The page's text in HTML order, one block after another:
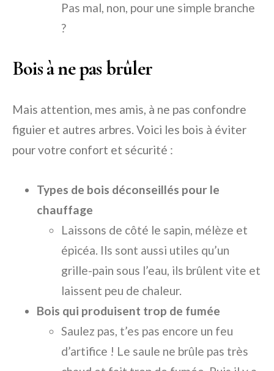
Pas mal, non, pour une simple branche
?
Bois à ne pas brûler
Mais attention, mes amis, à ne pas confondre
figuier et autres arbres. Voici les bois à éviter
pour votre confort et sécurité :
Types de bois déconseillés pour le
chauffage
Laissons de côté le sapin, mélèze et
épicéa. Ils sont aussi utiles qu’un
grille-pain sous l’eau, ils brûlent vite et
laissent peu de chaleur.
Bois qui produisent trop de fumée
Saulez pas, t’es pas encore un feu
d’artifice ! Le saule ne brûle pas très